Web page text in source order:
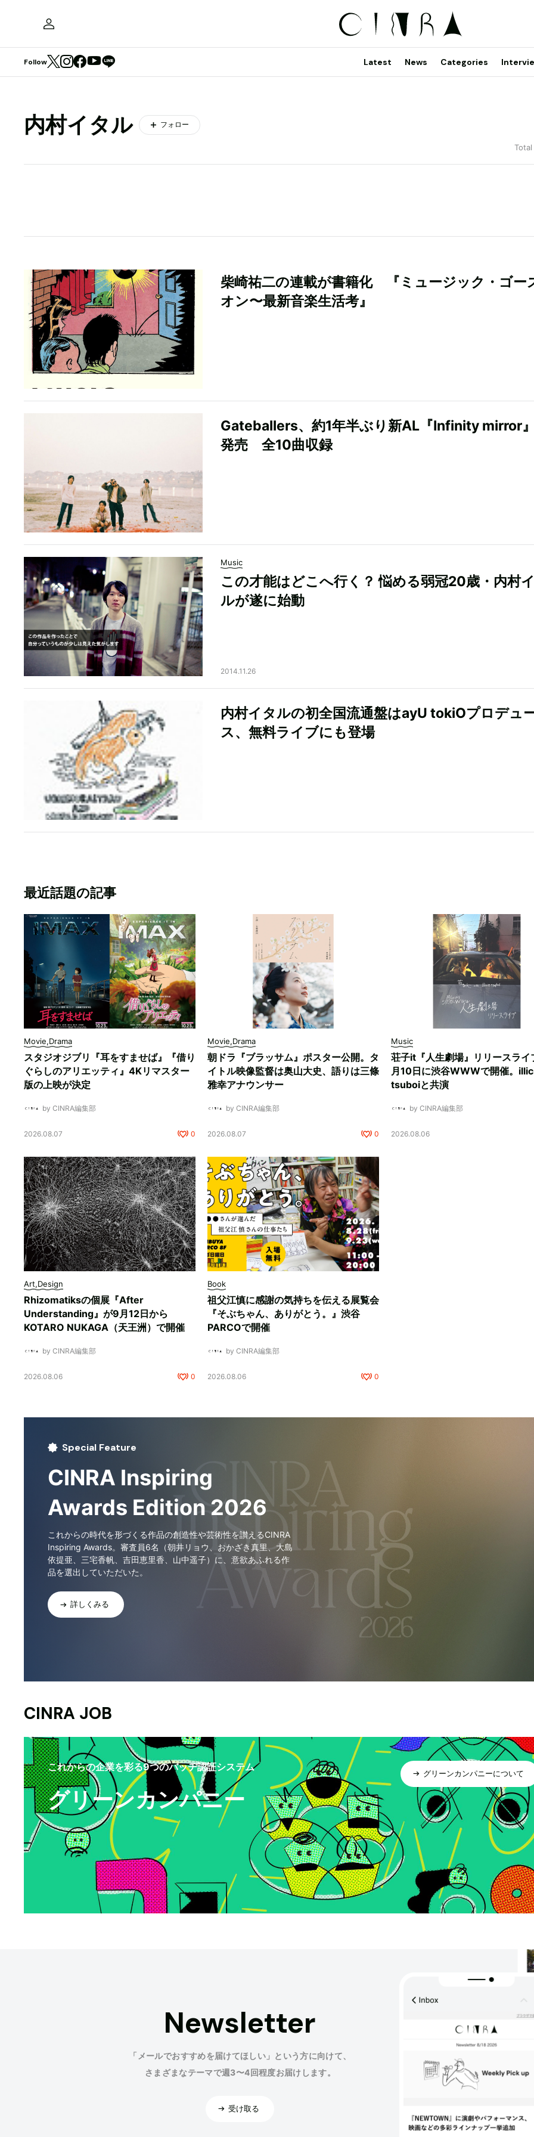
Follow Latest News Categories
内村イタル フォロー
柴崎祐二の連載が書籍化 『ミュージック・ゴー
オン〜最新音楽生活考』
Gateballers、約1年半ぶり新AL『Infinity mirror
発売 全10曲収録
Music
この才能はどこへ行く？ 悩める弱冠20歳・内村
ルが遂に始動
2014.11.26
内村イタルの初全国流通盤はayU tokiOプロデュ
ス、無料ライブにも登場
最近話題の記事
Movie,Drama
スタジオジブリ『耳をすませば』『借り
ぐらしのアリエッティ』4Kリマスター
版の上映が決定
by CINRA編集部
2026.08.07 0
Movie,Drama
朝ドラ『ブラッサム』ポスター公開。タ
イトル映像監督は奥山大史、語りは三條
雅幸アナウンサー
by CINRA編集部
2026.08.07 0
Music
荘子it『人生劇場』リリースライ
月10日に渋谷WWWで開催。
tsuboiと共演
by CINRA編集部
2026.08.06
Art,Design
Rhizomatiksの個展『After
Understanding』が9月12日から
KOTARO NUKAGA（天王洲）で開催
by CINRA編集部
2026.08.06 0
Book
祖父江慎に感謝の気持ちを伝える展覧会
『そぶちゃん、ありがとう。』渋谷
PARCOで開催
by CINRA編集部
2026.08.06 0
Special Feature
CINRA Inspiring
Awards Edition 2026
これからの時代を形づくる作品の創造性や芸術性を讃えるCINRA
Inspiring Awards。審査員6名（朝井リョウ、おかざき真里、大島
依提亜、三宅香帆、吉田恵里香、山中遥子）に、意欲あふれる作
品を選出していただいた。
詳しくみる
CINRA JOB
これからの企業を彩る9つのバッヂ認証システム
グリーンカンパニー
グリーンカンパニーについて
Newsletter
「メールでおすすめを届けてほしい」という方に向けて、
さまざまなテーマで週3〜4回程度お届けします。
受け取る